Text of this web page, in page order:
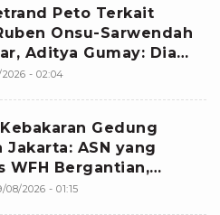
Peto Terkait
Onsu-Sarwendah
Aditya Gumay: Dia
Kartu
- 02:04
Gedung
Jakarta: ASN yang
WFH Bergantian,
Pastikan Layanan Tetap
08/2026 - 01:15